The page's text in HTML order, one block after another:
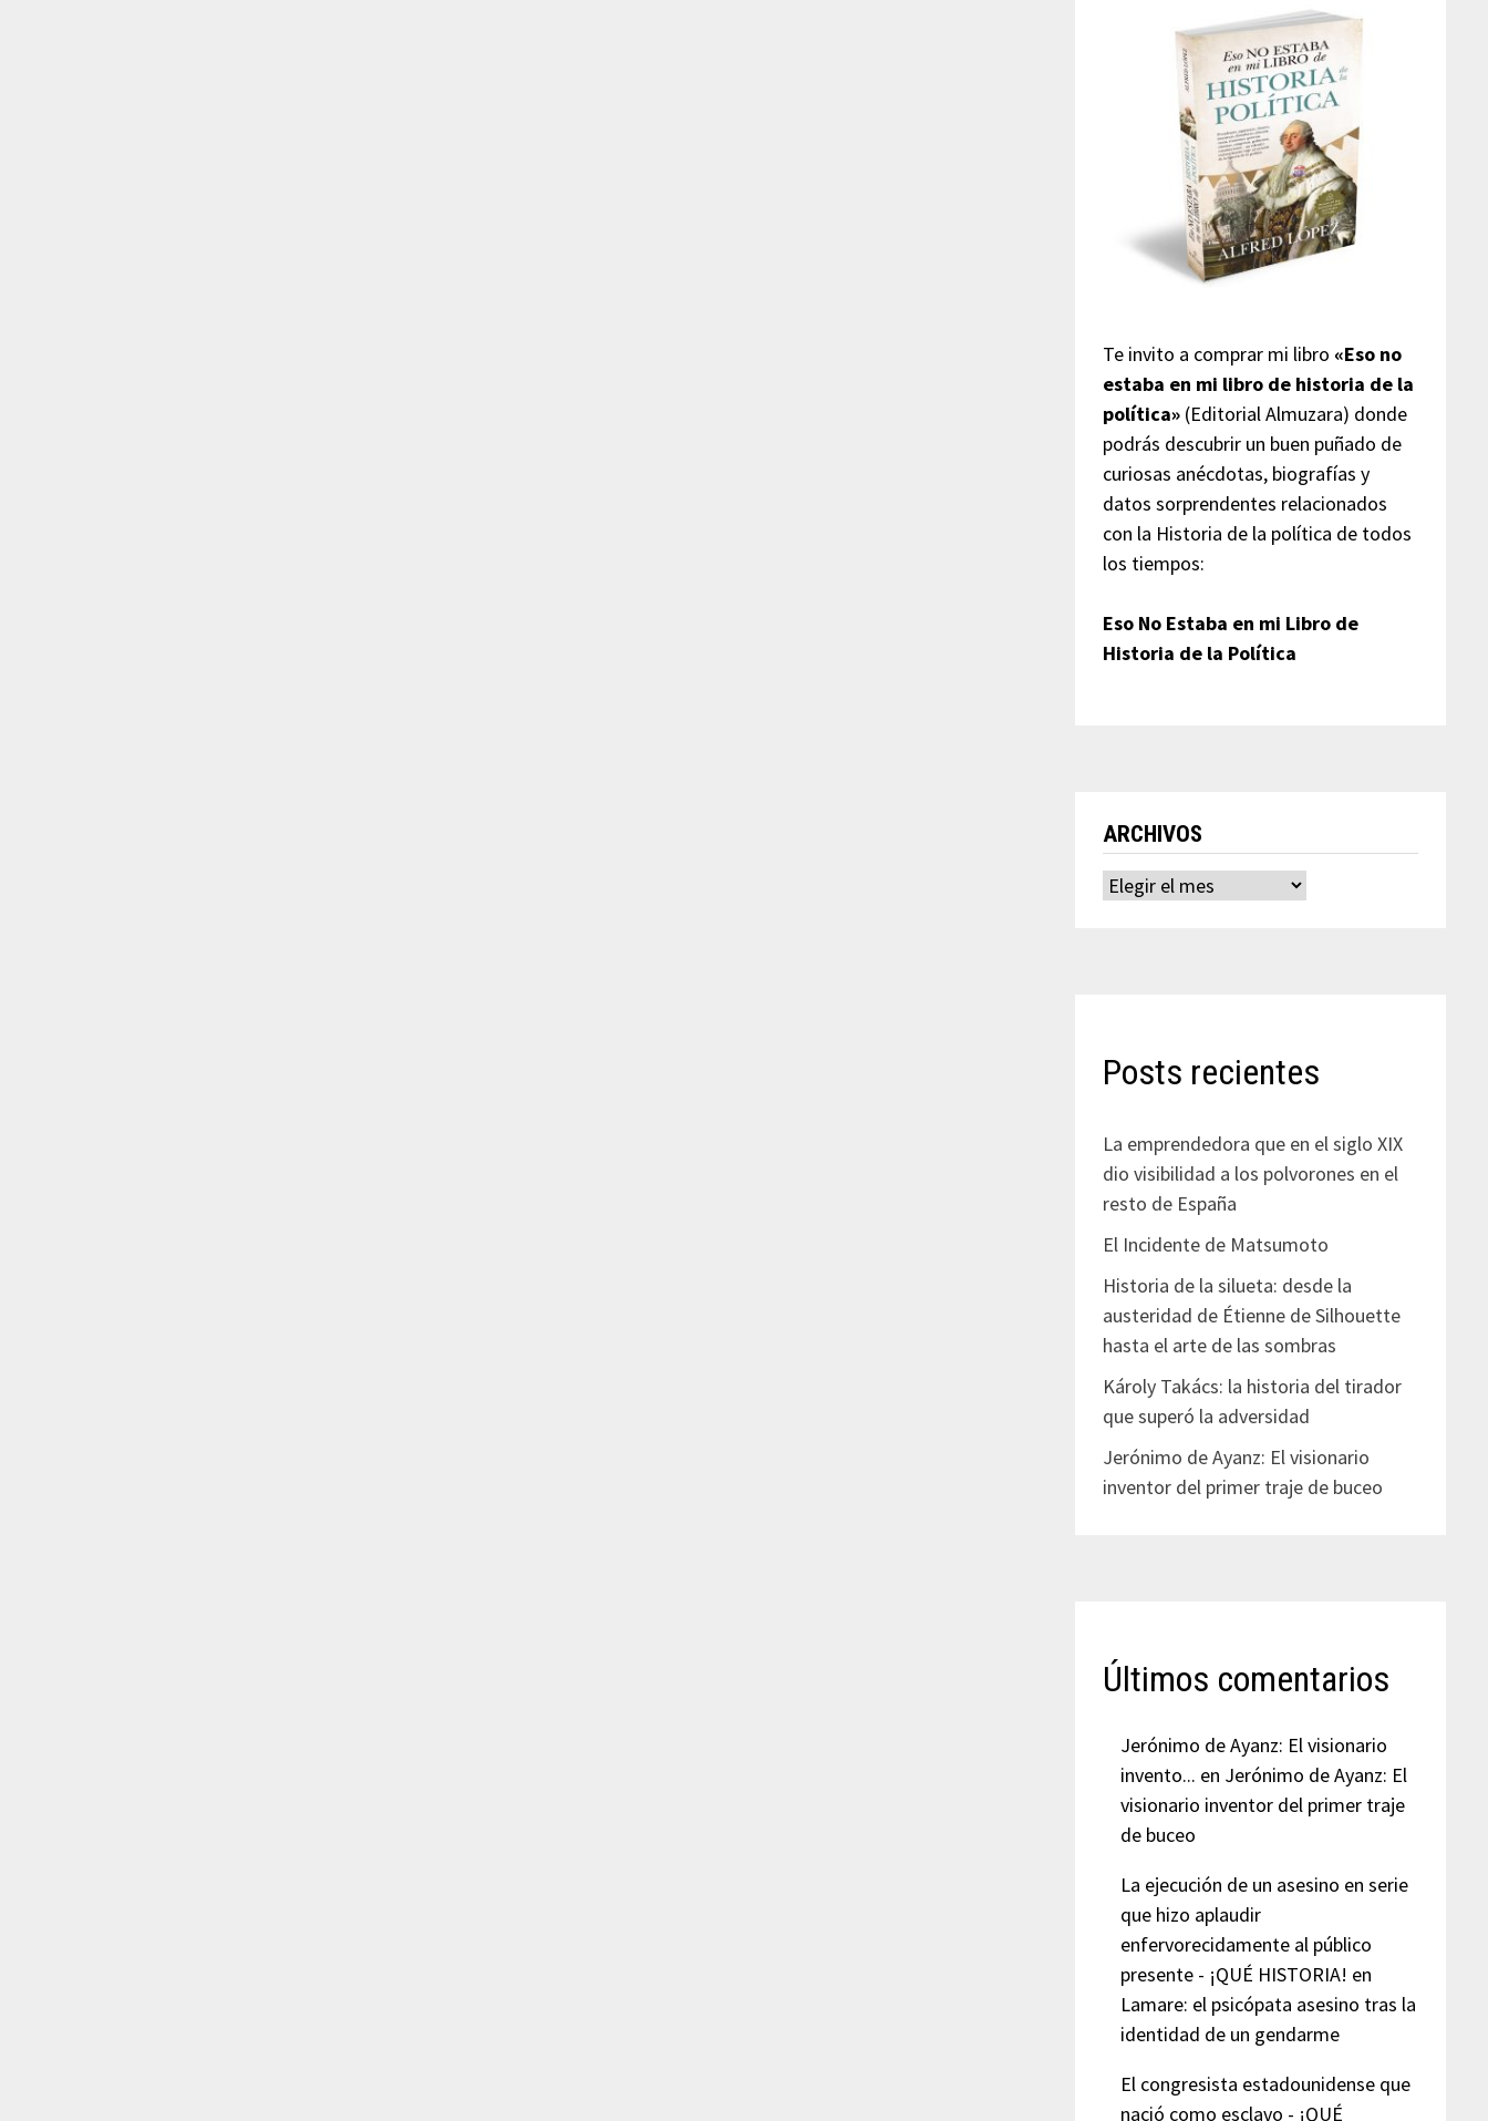
Te invito a comprar mi libro «Eso no
estaba en mi libro de historia de la
política»(Editorial Almuzara) donde
podrás descubrir un buen puñado de
curiosas anécdotas, biografías y
datos sorprendentes relacionados
con la Historia de la política de todos
los tiempos:
Eso No Estaba en mi Libro de
Historia de la Política
ARCHIVOS
Archivos
Posts recientes
La emprendedora que en el siglo XIX
dio visibilidad a los polvorones en el
resto de España
El Incidente de Matsumoto
Historia de la silueta: desde la
austeridad de Étienne de Silhouette
hasta el arte de las sombras
Károly Takács: la historia del tirador
que superó la adversidad
Jerónimo de Ayanz: El visionario
inventor del primer traje de buceo
Últimos comentarios
Jerónimo de Ayanz: El visionario
invento... en Jerónimo de Ayanz: El
visionario inventor del primer traje
de buceo
La ejecución de un asesino en serie
que hizo aplaudir
enfervorecidamente al público
presente - ¡QUÉ HISTORIA! en
Lamare: el psicópata asesino tras la
identidad de un gendarme
El congresista estadounidense que
nació como esclavo - ¡QUÉ